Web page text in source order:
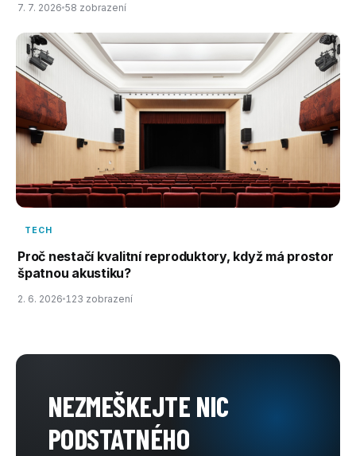
7. 7. 2026 58 zobrazení
TECH
Proč nestačí kvalitní reproduktory, když má prostor
špatnou akustiku?
2. 6. 2026 123 zobrazení
NEZMEŠKEJTE NIC
PODSTATNÉHO